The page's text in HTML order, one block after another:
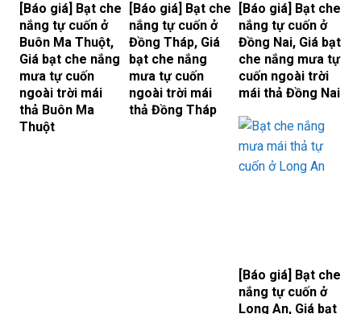
[Báo giá] Bạt che
nắng tự cuốn ở
Buôn Ma Thuột,
Giá bạt che nắng
mưa tự cuốn
ngoài trời mái
thả Buôn Ma
Thuột
[Báo giá] Bạt che
nắng tự cuốn ở
Đồng Tháp, Giá
bạt che nắng
mưa tự cuốn
ngoài trời mái
thả Đồng Tháp
[Báo giá] Bạt che
nắng tự cuốn ở
Đồng Nai, Giá bạt
che nắng mưa tự
cuốn ngoài trời
mái thả Đồng Nai
[Báo giá] Bạt che
nắng tự cuốn ở
Long An, Giá bạt